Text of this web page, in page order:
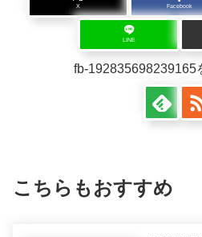
X Facebook
LINE
fb-192835698239165
こちらもおすすめ